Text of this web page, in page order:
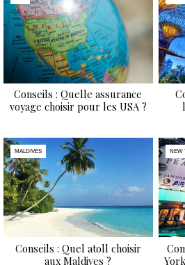
Conseils : Quelle assurance
voyage choisir pour les USA ?
MALDIVES
Conseils : Quel atoll choisir
aux Maldives ?
NEW